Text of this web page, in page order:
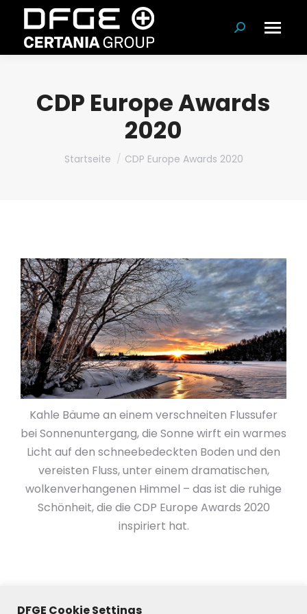
Suchen:
CDP Europe Awards
2020
Du bist hier:
Startseite CDP Europe Awards 2020
Kahle Bäume an einem verschneiten Flussufer
bei Sonnenuntergang, die Sonne wirft ein warmes
Licht auf den schneebedeckten Boden und den
vereisten Fluss, unter einem dramatischen,
wolkenverhangenen Himmel – das ist die ruhige
Schönheit, die die CDP Europe Awards 2020
inspiriert hat.
DFGE Cookie Settings